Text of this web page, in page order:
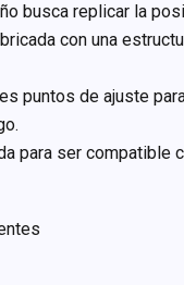
busca replicar la
con una
puntos de ajuste
para ser